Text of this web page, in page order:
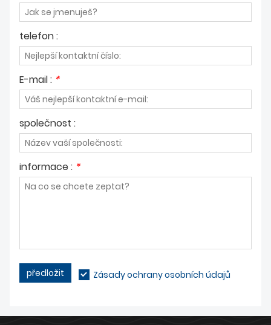
telefon :
E-mail : *
společnost :
informace : *
předložit Zásady ochrany osobních údajů